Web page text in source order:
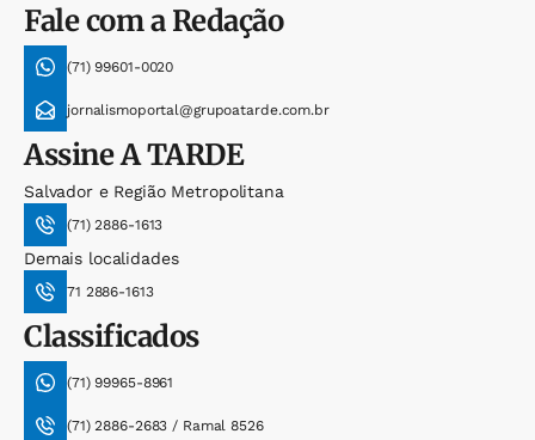
Fale com a Redação
(71) 99601-0020
jornalismoportal@grupoatarde.com.br
AssineA TARDE
Salvador e Região Metropolitana
(71) 2886-1613
Demais localidades
71 2886-1613
Classificados
(71) 99965-8961
(71) 2886-2683 / Ramal 8526